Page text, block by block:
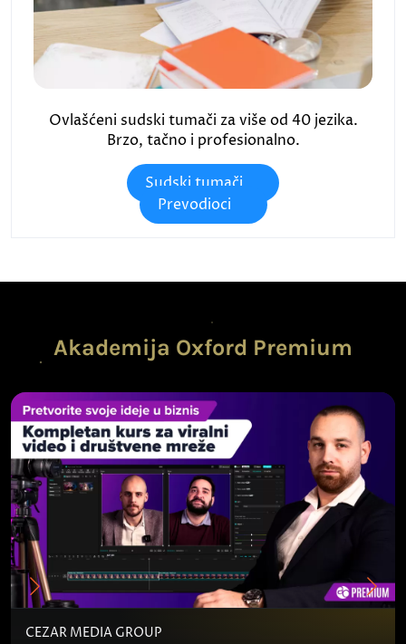
Ovlašćeni sudski tumači za više od 40 jezika.
Brzo, tačno i profesionalno.
Sudski tumači
Prevodioci
Akademija Oxford Premium
CEZAR MEDIA GROUP